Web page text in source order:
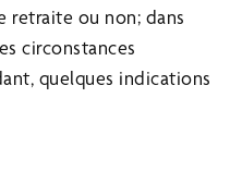
retraite ou non; dans
circonstances
quelques indications